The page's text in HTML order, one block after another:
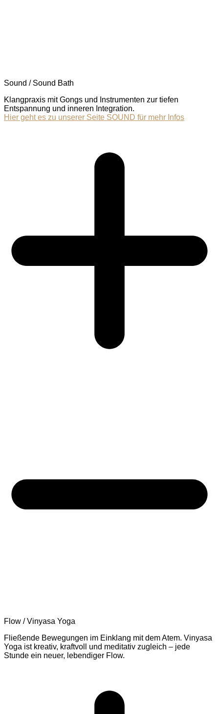
Sound / Sound Bath
Klangpraxis mit Gongs und Instrumenten zur tiefen
Entspannung und inneren Integration.
Hier geht es zu unserer Seite SOUND für mehr Infos
Flow / Vinyasa Yoga
Fließende Bewegungen im Einklang mit dem Atem. Vinyasa
Yoga ist kreativ, kraftvoll und meditativ zugleich – jede
Stunde ein neuer, lebendiger Flow.